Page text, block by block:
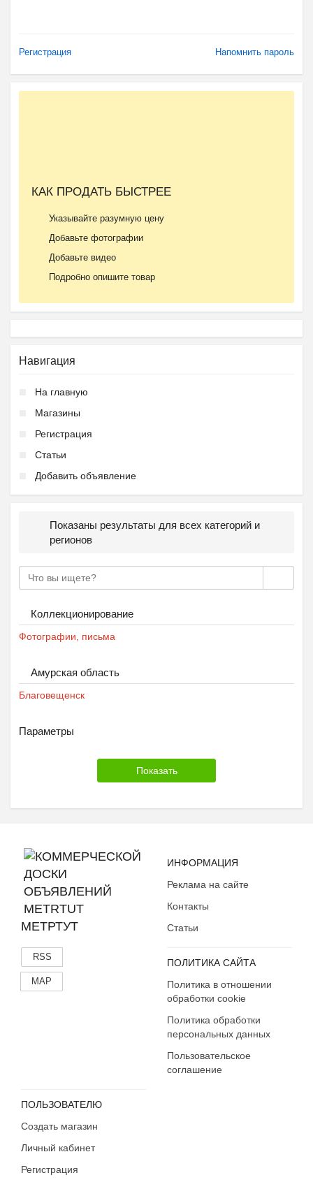
Регистрация Напомнить пароль
КАК ПРОДАТЬ БЫСТРЕЕ
Указывайте разумную цену
Добавьте фотографии
Добавьте видео
Подробно опишите товар
Навигация
На главную
Магазины
Регистрация
Статьи
Добавить объявление
Показаны результаты для всех категорий и
регионов
Коллекционирование
Фотографии, письма
Амурская область
Благовещенск
Параметры
МЕТРТУТ
RSS
MAP
ИНФОРМАЦИЯ
Реклама на сайте
Контакты
Статьи
ПОЛИТИКА САЙТА
Политика в отношении
обработки cookie
Политика обработки
персональных данных
Пользовательское
соглашение
ПОЛЬЗОВАТЕЛЮ
Создать магазин
Личный кабинет
Регистрация